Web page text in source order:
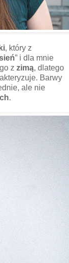
, który z
” i dla mnie
z zimą, dlatego
Barwy
ale nie
.